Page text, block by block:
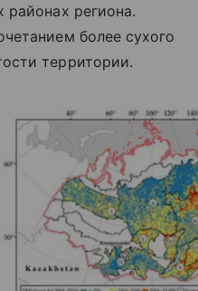
региона.
более сухого
территории.